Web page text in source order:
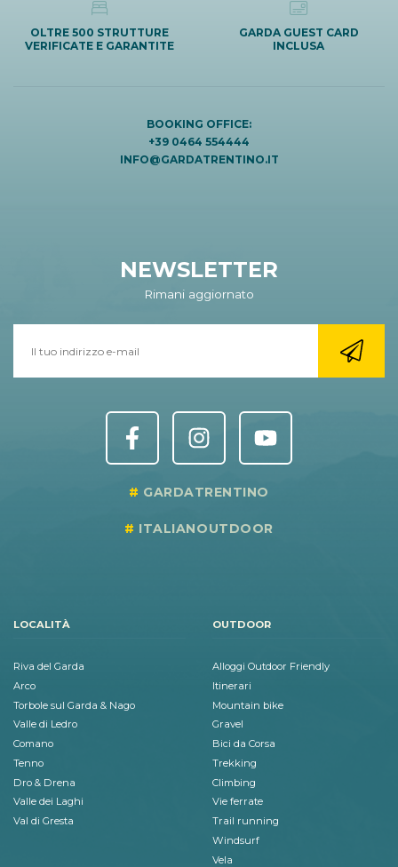
OLTRE 500 STRUTTURE
VERIFICATE E GARANTITE
GARDA GUEST CARD
INCLUSA
BOOKING OFFICE:
+39 0464 554444
INFO@GARDATRENTINO.IT
NEWSLETTER
Rimani aggiornato
GARDATRENTINO
ITALIANOUTDOOR
LOCALITÀ
Riva del Garda
Arco
Torbole sul Garda & Nago
Valle di Ledro
Comano
Tenno
Dro & Drena
Valle dei Laghi
Val di Gresta
OUTDOOR
Alloggi Outdoor Friendly
Itinerari
Mountain bike
Gravel
Bici da Corsa
Trekking
Climbing
Vie ferrate
Trail running
Windsurf
Vela